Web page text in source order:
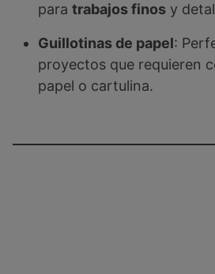
para trabajos finos y
Guillotinas de papel:
proyectos que requieren
papel o cartulina.